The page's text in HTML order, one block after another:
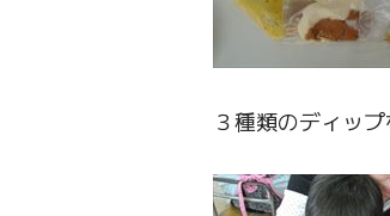
３種類のディッ